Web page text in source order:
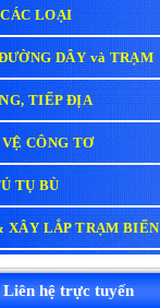
LOẠI
DÂY và TRẠM
TIẾP ĐỊA
CÔNG TƠ
TỤ BÙ
LẮP TRẠM BIẾN
Liên hệ trực tuyến